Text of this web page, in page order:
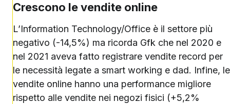
Crescono le vendite online
L’Information Technology/Office è il settore più
negativo (-14,5%) ma ricorda Gfk che nel 2020 e
nel 2021 aveva fatto registrare vendite record per
le necessità legate a smart working e dad. Infine, le
vendite online hanno una performance migliore
rispetto alle vendite nei negozi fisici (+5,2%